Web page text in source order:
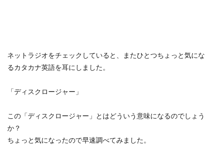
ネットラジオをチェックしていると、またひとつちょっと気にな
るカタカナ英語を耳にしました。
「ディスクロージャー」
この「ディスクロージャー」とはどういう意味になるのでしょう
か？
ちょっと気になったので早速調べてみました。